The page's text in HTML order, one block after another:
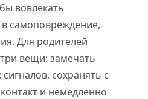
вовлекать
самоповреждение,
Для родителей
вещи: замечать
сохранять с
и немедленно